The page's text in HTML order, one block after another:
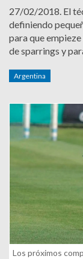
27/02/2018. El
definiendo
para que
de sparrings y
Argentina
Los próximos